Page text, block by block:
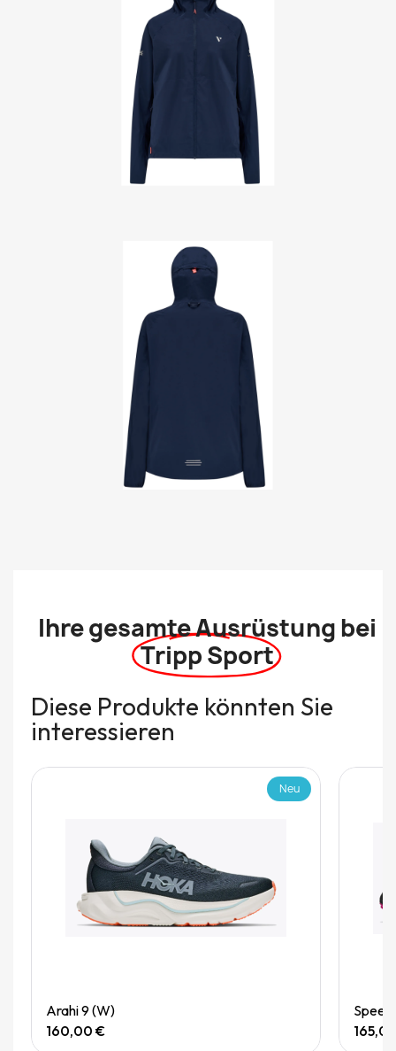
Ihre gesamte Ausrüstung bei
Tripp Sport
Diese Produkte könnten Sie
interessieren
Neu
Arahi 9 (W)
160,00 €